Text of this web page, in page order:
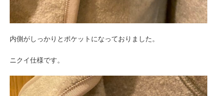
内側がしっかりとポケットになっておりました。
ニクイ仕様です。